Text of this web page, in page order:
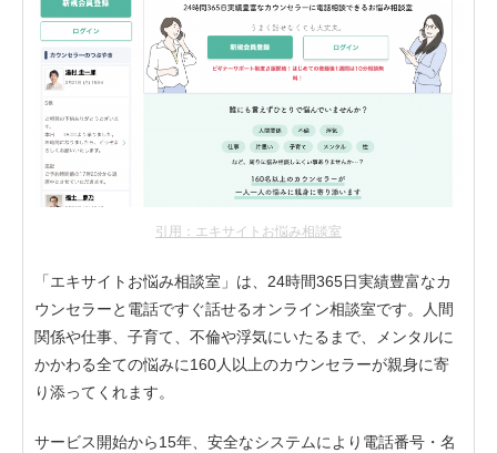
引用：エキサイトお悩み相談室
「エキサイトお悩み相談室」は、24時間365日実績豊富なカ
ウンセラーと電話ですぐ話せるオンライン相談室です。人間
関係や仕事、子育て、不倫や浮気にいたるまで、メンタルに
かかわる全ての悩みに160人以上のカウンセラーが親身に寄
り添ってくれます。
サービス開始から15年、安全なシステムにより電話番号・名